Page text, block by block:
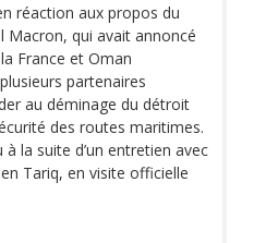
réaction aux propos du
Macron, qui avait annoncé
France et Oman
partenaires
au déminage du détroit
des routes maritimes.
la suite d’un entretien avec
Tariq, en visite officielle